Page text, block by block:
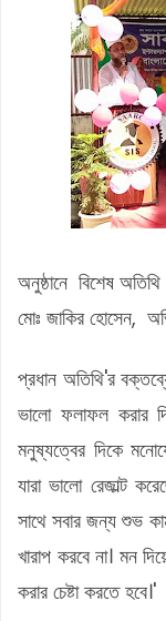
অনুষ্ঠানে বিশেষ
মোঃ জাকির হোসেন,
প্রধান অতিথি'র
ভালো ফলাফল করার
মনুষ্যত্বের দিকে
যারা ভালো রেজাল্ট
সাথে সবার জন্য শুভ
খারাপ করবে না। মন
করার চেষ্টা করতে হবে।'